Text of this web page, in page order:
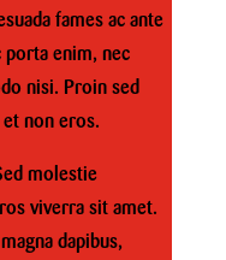
fames ac ante
porta enim, nec
nisi. Proin sed
non eros.
molestie
viverra sit amet.
dapibus,